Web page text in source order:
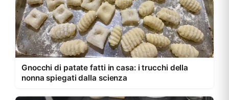
Gnocchi di patate fatti in casa: i trucchi della
nonna spiegati dalla scienza